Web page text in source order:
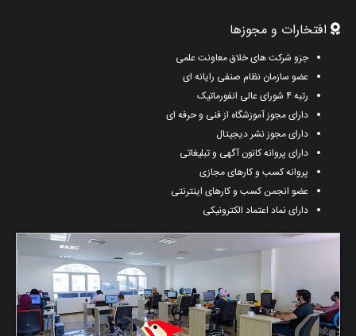
افتخارات و مجوزها
جزو شرکت های خلاق معاونت علمی
عضو سازمان نظام صنفی رایانه ای
رتبه ۴ شورای عالی انفورماتیک
دارای مجوز آموزشگاه از فنی و حرفه ای
دارای مجوز نشر دیجیتال
دارای پروانه کانون آگهی و تبلیغاتی
پروانه کسب و کارهای مجازی
عضو انجمن کسب و کارهای اینترنتی
دارای نماد اعتماد الکترونیکی